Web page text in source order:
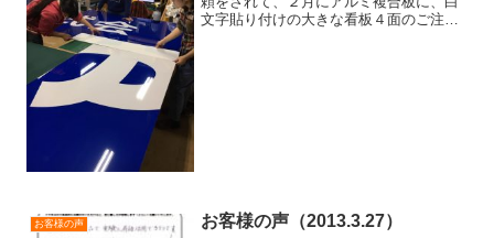
文字貼り付けの大きな看板４面のご注文
お客様の声 お客様の声（2013.3.27）